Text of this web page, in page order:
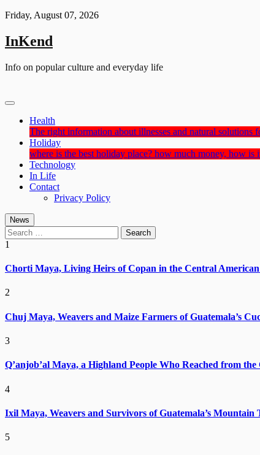
Skip
content
Friday, August 07, 2026
InKend
Info on popular culture and everyday life
Health
The right information about illnesses and natural solutions
Holiday
where is the best holiday place? how much money, how
Technology
In Life
Contact
Privacy Policy
News
Search
for:
1
Chorti Maya, Living Heirs of Copan in the Central
2
Chuj Maya, Weavers and Maize Farmers of Guatemala’s
3
Q’anjob’al Maya, a Highland People Who Reached from
4
Ixil Maya, Weavers and Survivors of Guatemala’s Mountain
5